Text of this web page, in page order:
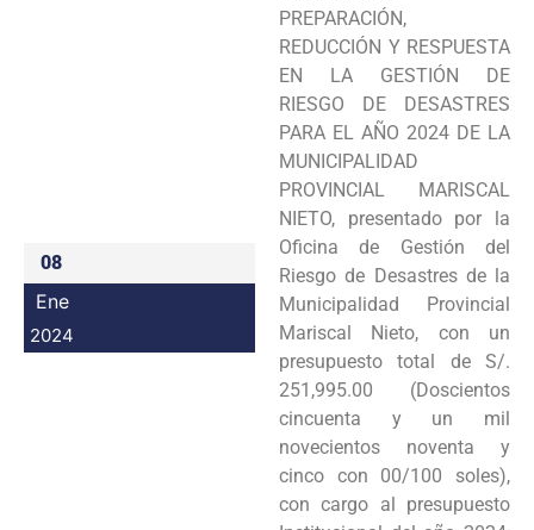
08
Ene
2024
PREPARACIÓN,
REDUCCIÓN Y RESPUESTA
EN LA GESTIÓN DE
RIESGO DE DESASTRES
PARA EL AÑO 2024 DE LA
MUNICIPALIDAD
PROVINCIAL MARISCAL
NIETO, presentado por la
Oficina de Gestión del
Riesgo de Desastres de la
Municipalidad Provincial
Mariscal Nieto, con un
presupuesto total de S/.
251,995.00 (Doscientos
cincuenta y un mil
novecientos noventa y
cinco con 00/100 soles),
con cargo al presupuesto